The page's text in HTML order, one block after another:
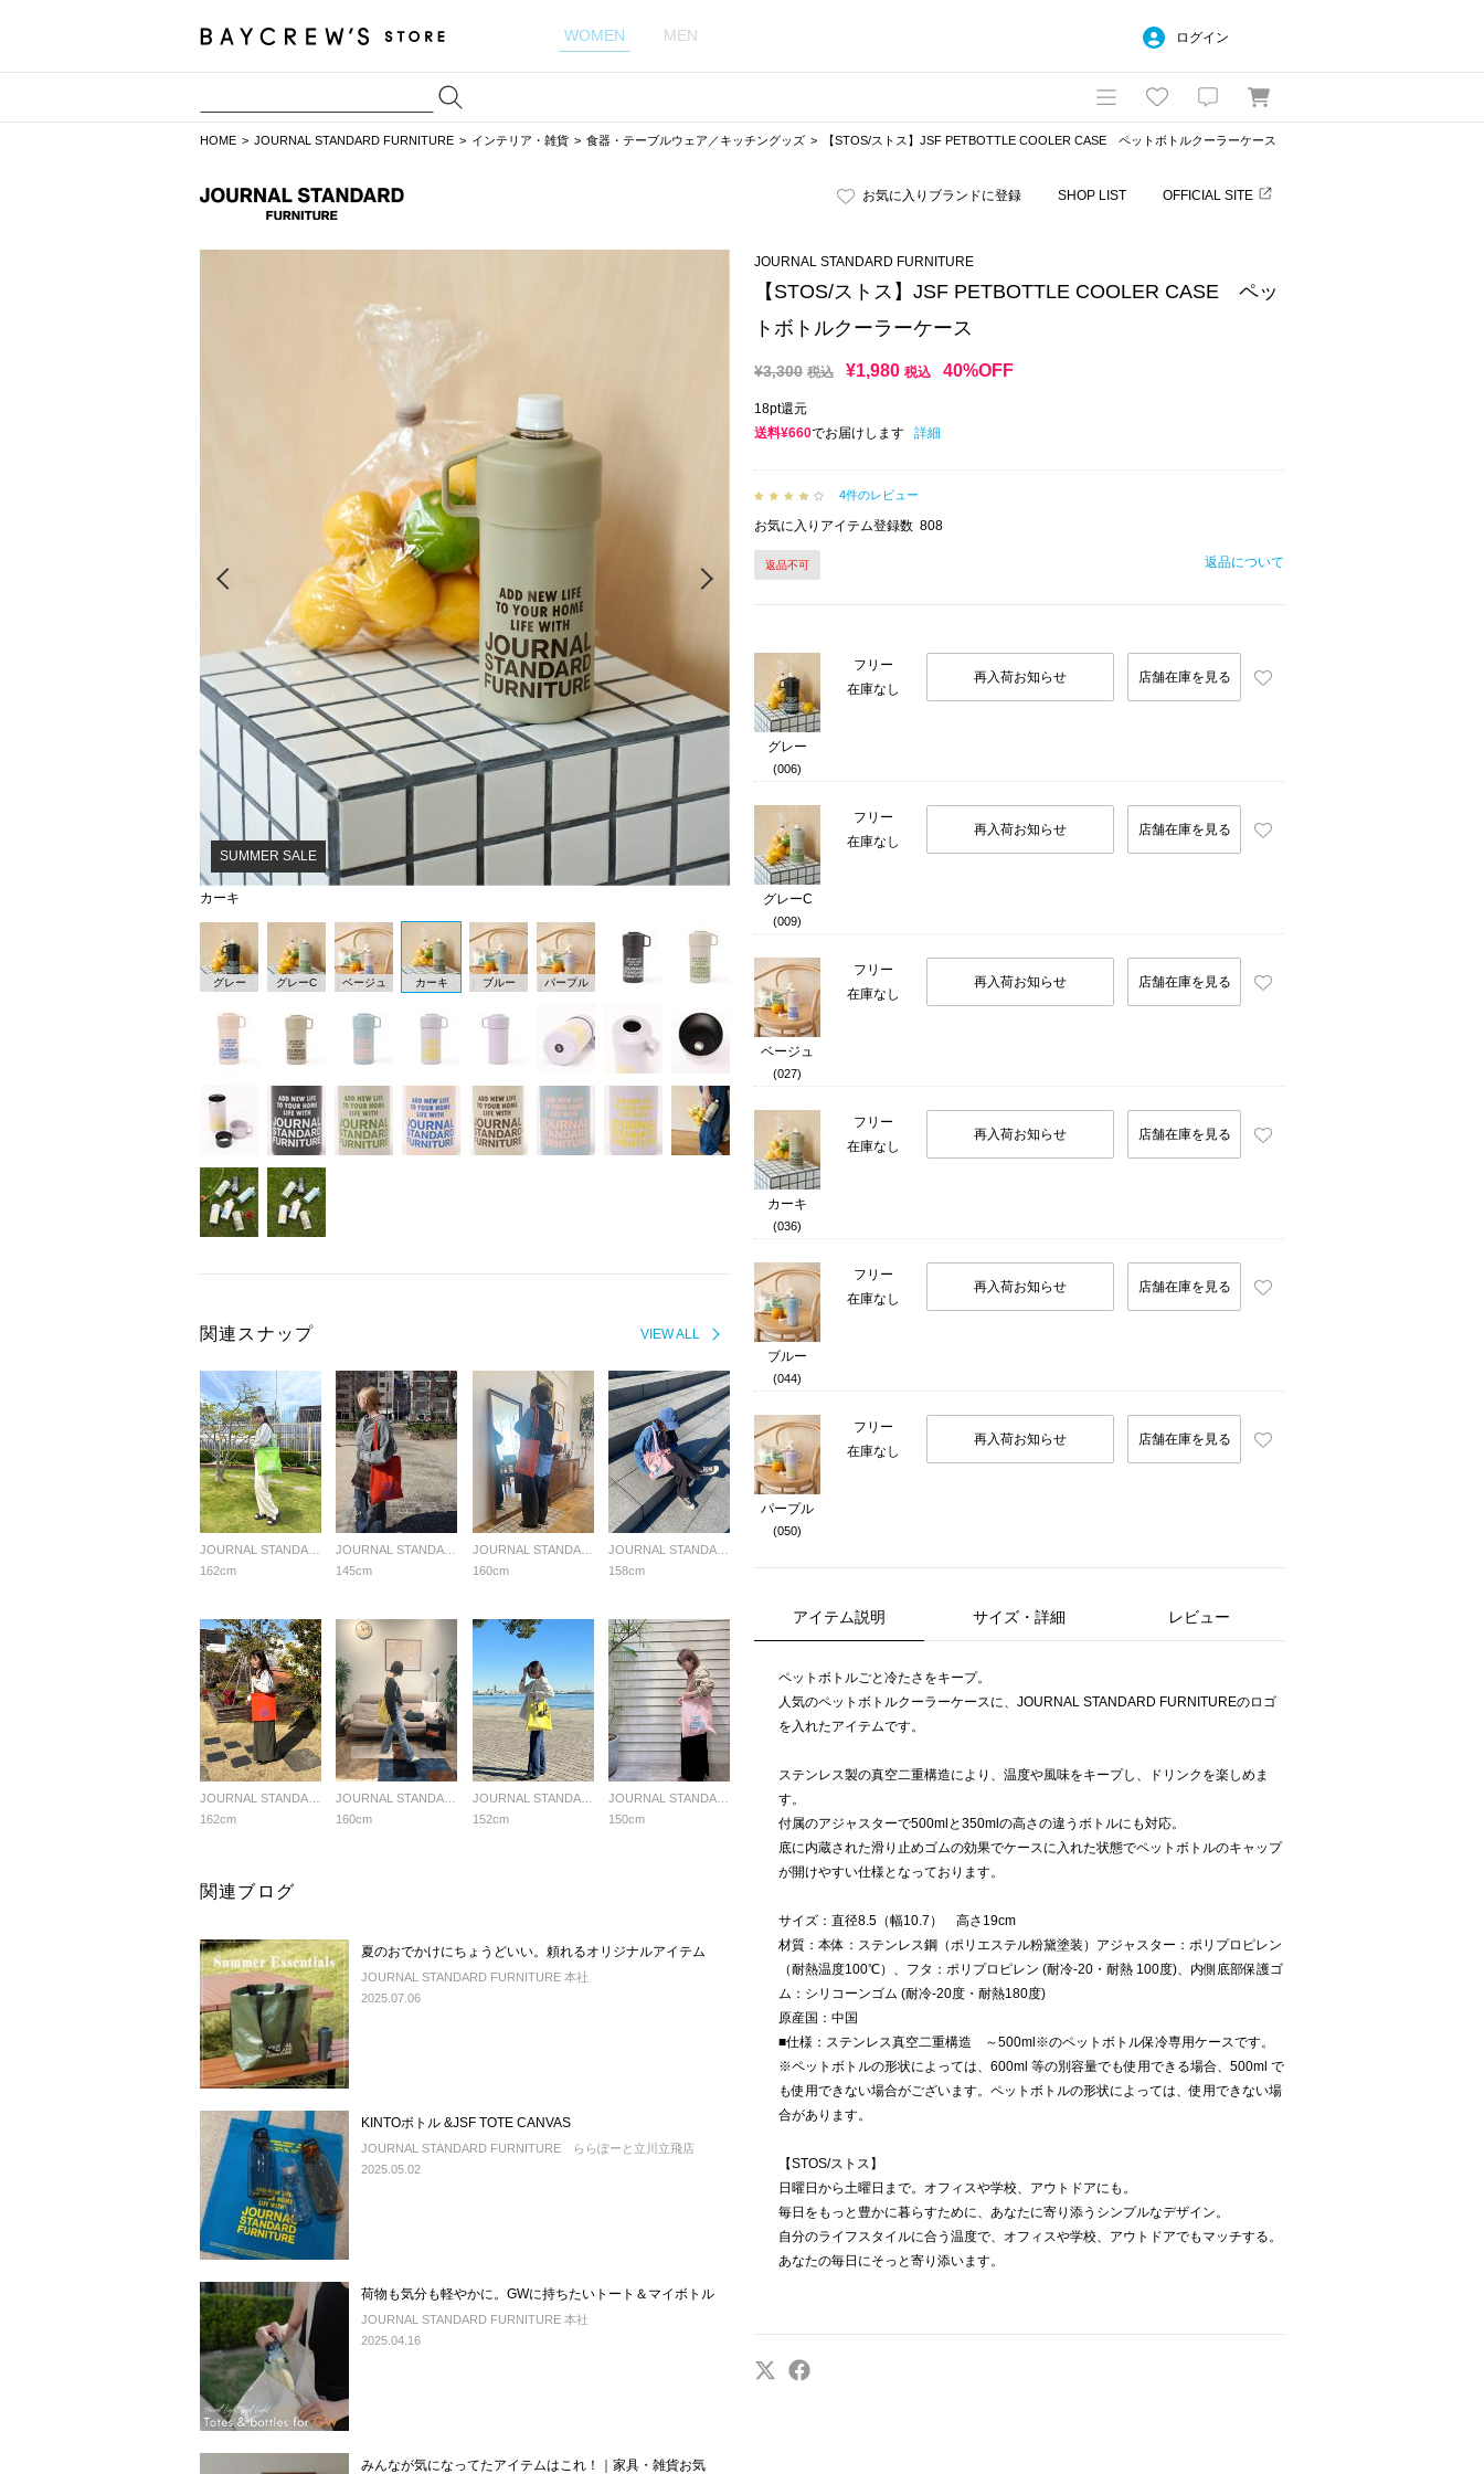
WOMEN MEN ログイン
HOME JOURNAL STANDARD FURNITURE インテリア・雑貨 食器・テーブルウェア／キッチングッズ 【STOS/ストス】JSF PETBOTTLE COOLER CASE ペットボトルクーラーケース
お気に入りブランドに登録 SHOP LIST OFFICIAL SITE
カーキ
SUMMER SALE
グレー グレーC ベージュ カーキ ブルー パープル
VIEW ALL
関連スナップ
162cm
145cm
JOURNAL STANDARD FURNITURE
160cm
JOURNAL STANDARD FURNITURE
158cm
162cm
160cm
JOURNAL STANDARD FURNITURE
152cm
JOURNAL STANDARD FURNITURE
150cm
関連ブログ
夏のおでかけにちょうどいい。頼れるオリジナルアイテム
JOURNAL STANDARD FURNITURE 本社
2025.07.06
KINTOボトル &JSF TOTE CANVAS
JOURNAL STANDARD FURNITURE ららぽーと立川立飛店
2025.05.02
荷物も気分も軽やかに。GWに持ちたいトート＆マイボトル
JOURNAL STANDARD FURNITURE 本社
2025.04.16
みんなが気になってたアイテムはこれ！｜家具・雑貨お気
JOURNAL STANDARD FURNITURE
【STOS/ストス】JSF PETBOTTLE COOLER CASE ペッ
トボトルクーラーケース
¥3,300 税込 ¥1,980 税込 40%OFF
18pt還元
送料¥660でお届けします 詳細
4件のレビュー
お気に入りアイテム登録数 808
返品不可 返品について
グレー
(006)
フリー
在庫なし
再入荷お知らせ 店舗在庫を見る
グレーC
(009)
フリー
在庫なし
再入荷お知らせ 店舗在庫を見る
ベージュ
(027)
フリー
在庫なし
再入荷お知らせ 店舗在庫を見る
カーキ
(036)
フリー
在庫なし
再入荷お知らせ 店舗在庫を見る
ブルー
(044)
フリー
在庫なし
再入荷お知らせ 店舗在庫を見る
パープル
(050)
フリー
在庫なし
再入荷お知らせ 店舗在庫を見る
アイテム説明 サイズ・詳細 レビュー
ペットボトルごと冷たさをキープ。
人気のペットボトルクーラーケースに、JOURNAL STANDARD FURNITUREのロゴ
を入れたアイテムです。
ステンレス製の真空二重構造により、温度や風味をキープし、ドリンクを楽しめま
す。
付属のアジャスターで500mlと350mlの高さの違うボトルにも対応。
底に内蔵された滑り止めゴムの効果でケースに入れた状態でペットボトルのキャップ
が開けやすい仕様となっております。
サイズ：直径8.5（幅10.7） 高さ19cm
材質：本体：ステンレス鋼（ポリエステル粉黛塗装）アジャスター：ポリプロピレン
（耐熱温度100℃）、フタ：ポリプロピレン (耐冷-20・耐熱 100度)、内側底部保護ゴ
ム：シリコーンゴム (耐冷-20度・耐熱180度)
原産国：中国
■仕様：ステンレス真空二重構造 ～500ml※のペットボトル保冷専用ケースです。
※ペットボトルの形状によっては、600ml 等の別容量でも使用できる場合、500ml で
も使用できない場合がございます。ペットボトルの形状によっては、使用できない場
合があります。
【STOS/ストス】
日曜日から土曜日まで。オフィスや学校、アウトドアにも。
毎日をもっと豊かに暮らすために、あなたに寄り添うシンプルなデザイン。
自分のライフスタイルに合う温度で、オフィスや学校、アウトドアでもマッチする。
あなたの毎日にそっと寄り添います。